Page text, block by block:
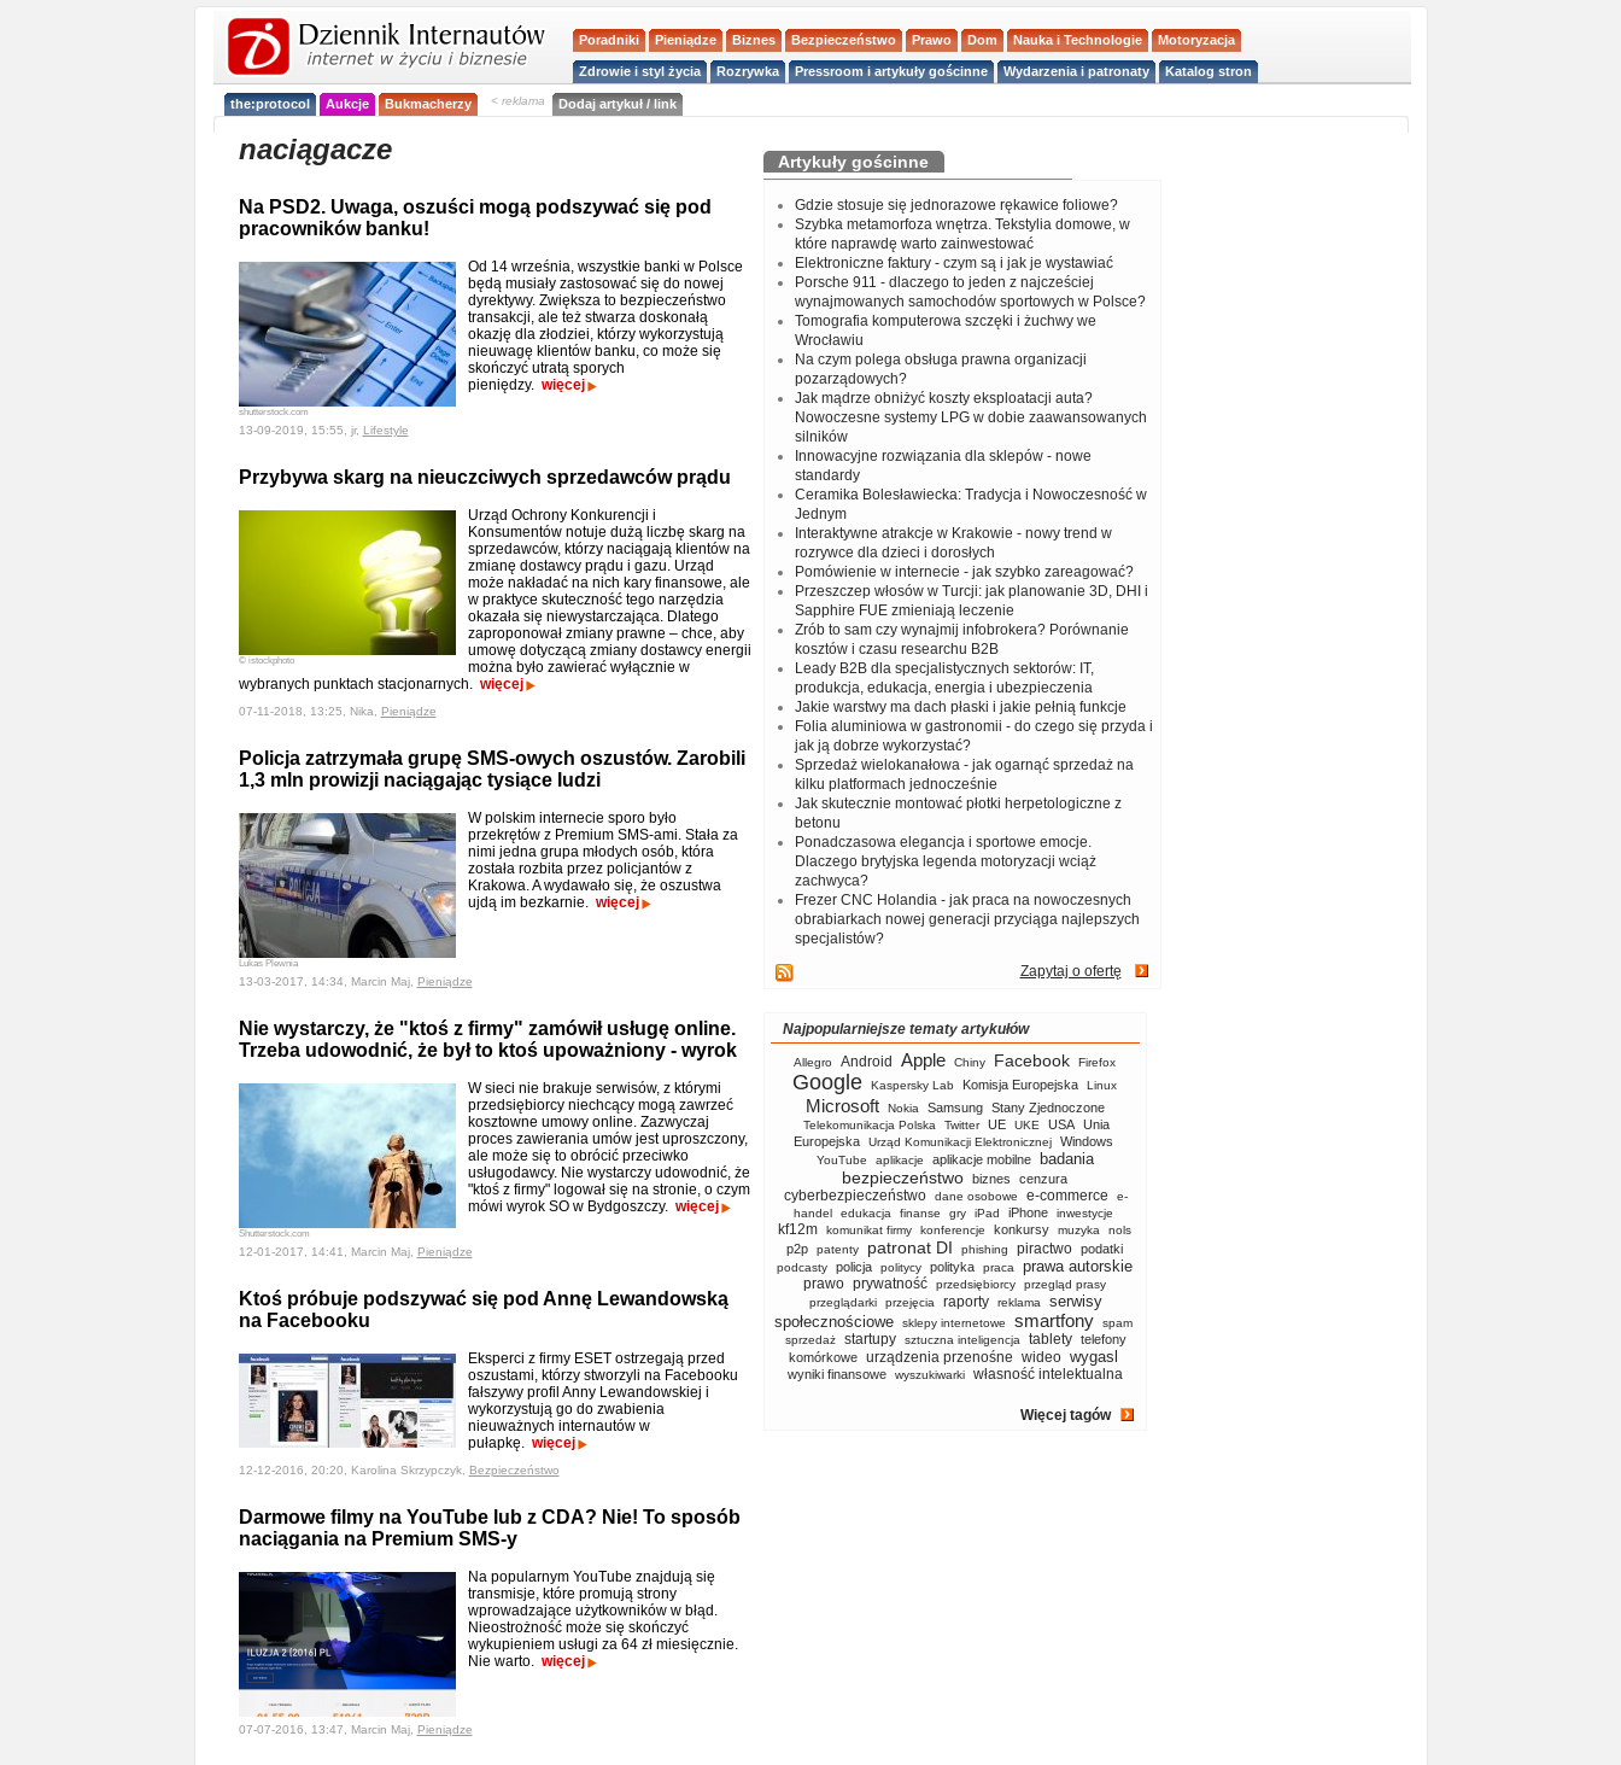
Poradniki Pieniądze Biznes Bezpieczeństwo Prawo Dom Nauka i Technologie Motoryzacja
Zdrowie i styl życia Rozrywka Pressroom i artykuły gościnne Wydarzenia i patronaty Katalog stron
the:protocol Aukcje Bukmacherzy < reklama Dodaj artykuł / link
naciągacze
Na PSD2. Uwaga, oszuści mogą podszywać się pod
pracowników banku!
shutterstock.com
Od 14 września, wszystkie banki w Polsce
będą musiały zastosować się do nowej
dyrektywy. Zwiększa to bezpieczeństwo
transakcji, ale też stwarza doskonałą
okazję dla złodziei, którzy wykorzystują
nieuwagę klientów banku, co może się
skończyć utratą sporych
pieniędzy. więcej
13-09-2019, 15:55, jr, Lifestyle
Przybywa skarg na nieuczciwych sprzedawców prądu
© istockphoto
Urząd Ochrony Konkurencji i
Konsumentów notuje dużą liczbę skarg na
sprzedawców, którzy naciągają klientów na
zmianę dostawcy prądu i gazu. Urząd
może nakładać na nich kary finansowe, ale
w praktyce skuteczność tego narzędzia
okazała się niewystarczająca. Dlatego
zaproponował zmiany prawne – chce, aby
umowę dotyczącą zmiany dostawcy energii
można było zawierać wyłącznie w
wybranych punktach stacjonarnych. więcej
07-11-2018, 13:25, Nika, Pieniądze
Policja zatrzymała grupę SMS-owych oszustów. Zarobili
1,3 mln prowizji naciągając tysiące ludzi
Lukas Plewnia
W polskim internecie sporo było
przekrętów z Premium SMS-ami. Stała za
nimi jedna grupa młodych osób, która
została rozbita przez policjantów z
Krakowa. A wydawało się, że oszustwa
ujdą im bezkarnie. więcej
13-03-2017, 14:34, Marcin Maj, Pieniądze
Nie wystarczy, że "ktoś z firmy" zamówił usługę online.
Trzeba udowodnić, że był to ktoś upoważniony - wyrok
Shutterstock.com
W sieci nie brakuje serwisów, z którymi
przedsiębiorcy niechcący mogą zawrzeć
kosztowne umowy online. Zazwyczaj
proces zawierania umów jest uproszczony,
ale może się to obrócić przeciwko
usługodawcy. Nie wystarczy udowodnić, że
"ktoś z firmy" logował się na stronie, o czym
mówi wyrok SO w Bydgoszczy. więcej
12-01-2017, 14:41, Marcin Maj, Pieniądze
Ktoś próbuje podszywać się pod Annę Lewandowską
na Facebooku
Eksperci z firmy ESET ostrzegają przed
oszustami, którzy stworzyli na Facebooku
fałszywy profil Anny Lewandowskiej i
wykorzystują go do zwabienia
nieuważnych internautów w
pułapkę. więcej
12-12-2016, 20:20, Karolina Skrzypczyk, Bezpieczeństwo
Darmowe filmy na YouTube lub z CDA? Nie! To sposób
naciągania na Premium SMS-y
Na popularnym YouTube znajdują się
transmisje, które promują strony
wprowadzające użytkowników w błąd.
Nieostrożność może się skończyć
wykupieniem usługi za 64 zł miesięcznie.
Nie warto. więcej
07-07-2016, 13:47, Marcin Maj, Pieniądze
Artykuły gościnne
Gdzie stosuje się jednorazowe rękawice foliowe?
Szybka metamorfoza wnętrza. Tekstylia domowe, w
które naprawdę warto zainwestować
Elektroniczne faktury - czym są i jak je wystawiać
Porsche 911 - dlaczego to jeden z najcześciej
wynajmowanych samochodów sportowych w Polsce?
Tomografia komputerowa szczęki i żuchwy we
Wrocławiu
Na czym polega obsługa prawna organizacji
pozarządowych?
Jak mądrze obniżyć koszty eksploatacji auta?
Nowoczesne systemy LPG w dobie zaawansowanych
silników
Innowacyjne rozwiązania dla sklepów - nowe
standardy
Ceramika Bolesławiecka: Tradycja i Nowoczesność w
Jednym
Interaktywne atrakcje w Krakowie - nowy trend w
rozrywce dla dzieci i dorosłych
Pomówienie w internecie - jak szybko zareagować?
Przeszczep włosów w Turcji: jak planowanie 3D, DHI i
Sapphire FUE zmieniają leczenie
Zrób to sam czy wynajmij infobrokera? Porównanie
kosztów i czasu researchu B2B
Leady B2B dla specjalistycznych sektorów: IT,
produkcja, edukacja, energia i ubezpieczenia
Jakie warstwy ma dach płaski i jakie pełnią funkcje
Folia aluminiowa w gastronomii - do czego się przyda i
jak ją dobrze wykorzystać?
Sprzedaż wielokanałowa - jak ogarnąć sprzedaż na
kilku platformach jednocześnie
Jak skutecznie montować płotki herpetologiczne z
betonu
Ponadczasowa elegancja i sportowe emocje.
Dlaczego brytyjska legenda motoryzacji wciąż
zachwyca?
Frezer CNC Holandia - jak praca na nowoczesnych
obrabiarkach nowej generacji przyciąga najlepszych
specjalistów?
Zapytaj o ofertę
Najpopularniejsze tematy artykułów
Allegro Android Apple Chiny Facebook Firefox
Google Kaspersky Lab Komisja Europejska Linux
Microsoft Nokia Samsung Stany Zjednoczone
Telekomunikacja Polska Twitter UE UKE USA
Unia
Europejska
Urząd Komunikacji Elektronicznej Windows
YouTube aplikacje aplikacje mobilne badania
bezpieczeństwo biznes cenzura
cyberbezpieczeństwo dane osobowe e-commerce
e-
handel
edukacja finanse gry iPad iPhone inwestycje
kf12m komunikat firmy konferencje konkursy muzyka nols
p2p patenty patronat DI phishing piractwo podatki
podcasty policja politycy polityka praca prawa autorskie
prawo prywatność przedsiębiorcy
przegląd prasy
przeglądarki
przejęcia raporty reklama
serwisy
społecznościowe
sklepy internetowe smartfony
spam
sprzedaż
startupy sztuczna inteligencja tablety telefony
komórkowe urządzenia przenośne wideo wygasl
wyniki finansowe wyszukiwarki własność intelektualna
Więcej tagów